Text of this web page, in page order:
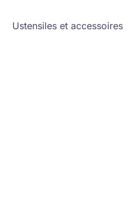
Ustensiles et accessoires